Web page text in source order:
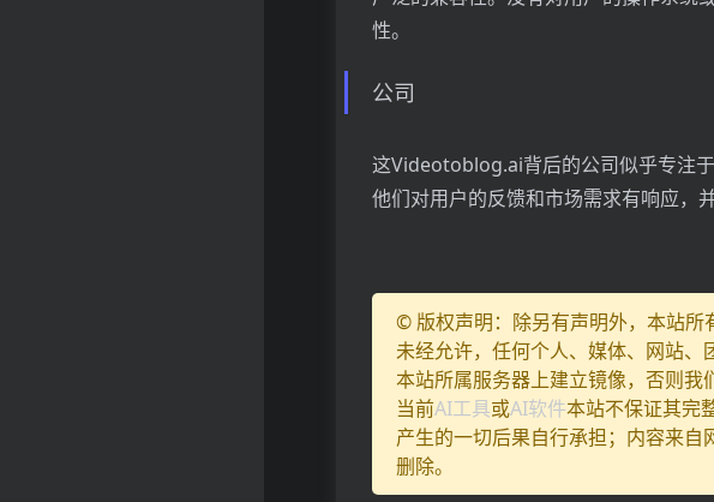
性。
公司
这Videotoblog.ai背后的公司似乎专注
他们对用户的反馈和市场需求有响应，
© 版权声明：除另有声明外，本站所
未经允许，任何个人、媒体、网站
本站所属服务器上建立镜像，否则我
当前AI工具或AI软件本站不保证其完
产生的一切后果自行承担；内容来自
删除。